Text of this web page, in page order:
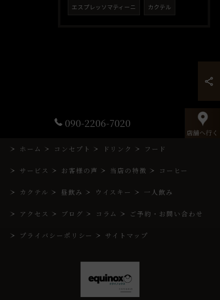
エスプレッソマティーニ カクテル
090-2206-7020
店舗へ行く
ホーム
コンセプト ドリンク フード
サービス お客様の声 当店の特徴 コーヒー
カクテル 昼飲み ウイスキー 一人飲み
アクセス ブログ コラム ご予約・お問い合わせ
プライバシーポリシー サイトマップ